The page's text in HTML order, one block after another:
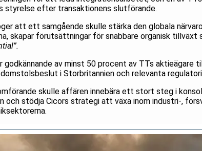
styrelse efter transaktionens slutförande.
att ett samgående skulle stärka den globala
skapar förutsättningar för snabbare organisk tillväxt
godkännande av minst 50 procent av TTs aktieägare
i Storbritannien och relevanta
skulle affären innebära ett stort steg i
och stödja Cicors strategi att växa inom industri-,